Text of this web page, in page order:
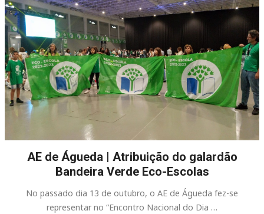
AE de Águeda | Atribuição do galardão
Bandeira Verde Eco-Escolas
No passado dia 13 de outubro, o AE de Águeda fez-se
representar no “Encontro Nacional do Dia …